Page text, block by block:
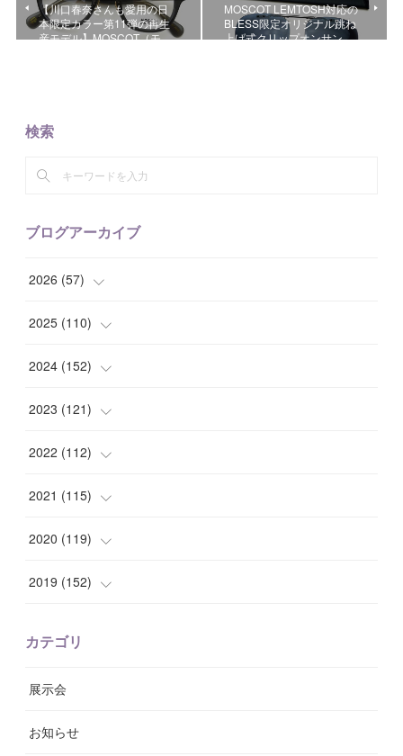
【川口春奈さんも愛用の日
本限定カラー第11弾の再生
産モデル】MOSCOT（モ…
MOSCOT LEMTOSH対応の
BLESS限定オリジナル跳ね
上げ式クリップオンサン…
検索
ブログアーカイブ
2026 (57)
( 1)
(10)
(9)
( 7)
( 8 )
2025 (110)
(10)
(7)
( 8)
( 7 )
( 10)
9
(14
2024 (152)
(14)
( 15)
( 11)
( 10)
( 11)
(14
2023 (121)
( 12)
( 8)
( 8)
( 6)
(12
2022 (112)
( 10)
( 7)
(8)
(9
2021 (115)
( 14)
(13)
(3
2020 (119)
(7)
2019 (152)
カテゴリ
展示会
お知らせ